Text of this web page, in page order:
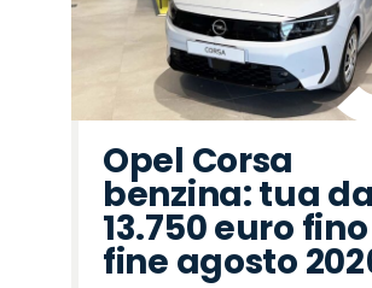
Opel Corsa
benzina: tua da
13.750 euro
fine agosto